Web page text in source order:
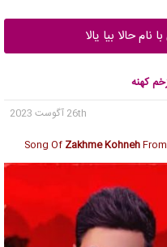
حالا بیا یالا
کهنه
26th آگوست 2023
Song Of Zakhme KohnehFrom